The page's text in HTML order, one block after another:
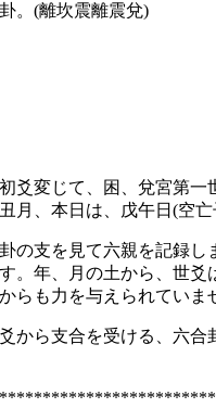
。(離坎震離震兌)
爻変じて、困、兌宮第
月、本日は、戊午日(空
の支を見て六親を記録し
。年、月の土から、世
らも力を与えられていま
から支合を受ける、六合